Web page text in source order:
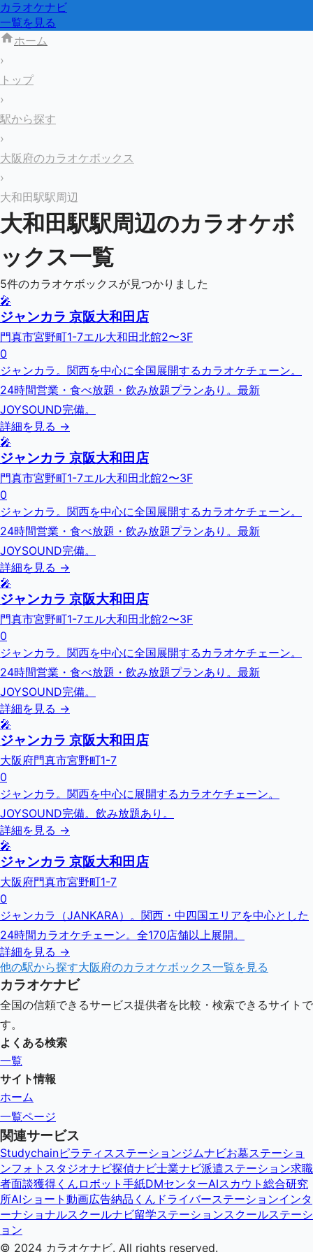
カラオケナビ
一覧を見る
ホーム
›
トップ
›
駅から探す
›
大阪府のカラオケボックス
›
大和田駅駅周辺
大和田駅駅周辺のカラオケボ
ックス一覧
5件のカラオケボックスが見つかりました
🎤
ジャンカラ 京阪大和田店
門真市宮野町1-7エル大和田北館2〜3F
0
ジャンカラ。関西を中心に全国展開するカラオケチェーン。
24時間営業・食べ放題・飲み放題プランあり。最新
JOYSOUND完備。
詳細を見る →
🎤
ジャンカラ 京阪大和田店
門真市宮野町1-7エル大和田北館2〜3F
0
ジャンカラ。関西を中心に全国展開するカラオケチェーン。
24時間営業・食べ放題・飲み放題プランあり。最新
JOYSOUND完備。
詳細を見る →
🎤
ジャンカラ 京阪大和田店
門真市宮野町1-7エル大和田北館2〜3F
0
ジャンカラ。関西を中心に全国展開するカラオケチェーン。
24時間営業・食べ放題・飲み放題プランあり。最新
JOYSOUND完備。
詳細を見る →
🎤
ジャンカラ 京阪大和田店
大阪府門真市宮野町1-7
0
ジャンカラ。関西を中心に展開するカラオケチェーン。
JOYSOUND完備。飲み放題あり。
詳細を見る →
🎤
ジャンカラ 京阪大和田店
大阪府門真市宮野町1-7
0
ジャンカラ（JANKARA）。関西・中四国エリアを中心とした
24時間カラオケチェーン。全170店舗以上展開。
詳細を見る →
他の駅から探す大阪府のカラオケボックス一覧を見る
カラオケナビ
全国の信頼できるサービス提供者を比較・検索できるサイトで
す。
よくある検索
一覧
サイト情報
ホーム
一覧ページ
関連サービス
Studychainピラティスステーションジムナビお墓ステーショ
ンフォトスタジオナビ探偵ナビ士業ナビ派遣ステーション求職
者面談獲得くん ロボット手紙DMセンターAIスカウト総合研究
所AIショート動画広告納品くん ドライバーステーションインタ
ーナショナルスクールナビ留学ステーションスクールステーシ
ョン
© 2024 カラオケナビ. All rights reserved.